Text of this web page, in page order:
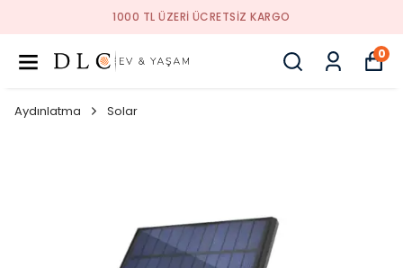
1000 TL ÜZERI ÜCRETSIZ KARGO
0
Aydınlatma Solar